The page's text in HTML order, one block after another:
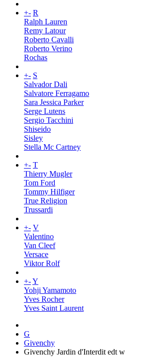
+- R
Ralph Lauren
Remy Latour
Roberto Cavalli
Roberto Verino
Rochas
+- S
Salvador Dali
Salvatore Ferragamo
Sara Jessica Parker
Serge Lutens
Sergio Tacchini
Shiseido
Sisley
Stella Mc Cartney
+- T
Thierry Mugler
Tom Ford
Tommy Hilfiger
True Religion
Trussardi
+- V
Valentino
Van Cleef
Versace
Viktor Rolf
+-Y
Yohji Yamamoto
Yves Rocher
Yves Saint Laurent
G
Givenchy
Givenchy Jardin d'Interdit edt w